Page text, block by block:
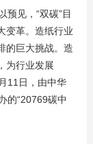
预见，“双碳”目
变革。造纸行业
的巨大挑战。造
为行业发展
11日，由中华
的“20769碳中